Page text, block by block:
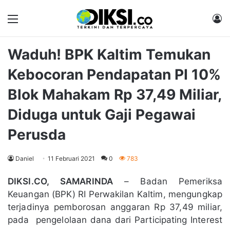
Waduh! BPK Kaltim Temukan
Kebocoran Pendapatan PI 10%
Blok Mahakam Rp 37,49 Miliar,
Diduga untuk Gaji Pegawai
Perusda
Daniel 11 Februari 2021 0 783
DIKSI.CO, SAMARINDA– Badan Pemeriksa
Keuangan (BPK) RI Perwakilan Kaltim, mengungkap
terjadinya pemborosan anggaran Rp 37,49 miliar,
pada pengelolaan dana dari Participating Interest